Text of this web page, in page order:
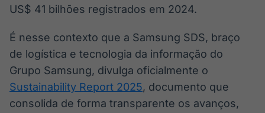
Gestão de
Investimentos
Tokenização
US$ 41 bilhões registrados em 2024.
É nesse contexto que a Samsung SDS, braço
de logística e tecnologia da informação do
Grupo Samsung, divulga oficialmente o
Sustainability Report 2025, documento que
consolida de forma transparente os avanços,